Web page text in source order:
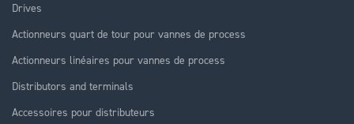
Drives
Actionneurs quart de tour pour vannes de process
Actionneurs linéaires pour vannes de process
Distributors and terminals
Accessoires pour distributeurs